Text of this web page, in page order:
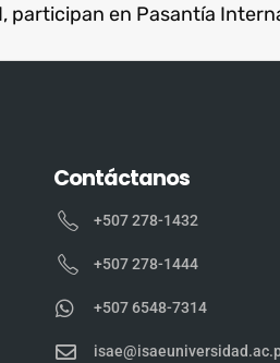
Contáctanos
+507 278-1432
+507 278-1444
+507 6548-7314